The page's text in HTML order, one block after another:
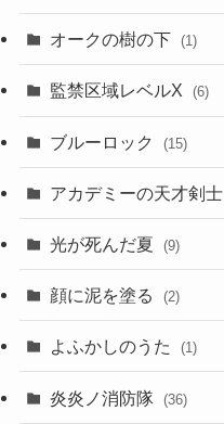
オークの樹の下 (1)
監禁区域レベルX (6)
ブルーロック (15)
アカデミーの天才剣士
光が死んだ夏 (9)
顔に泥を塗る (2)
よふかしのうた (1)
炎炎ノ消防隊 (36)